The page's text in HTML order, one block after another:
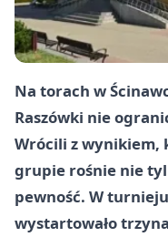
Na torach w
Raszówki nie
Wrócili z wynikiem,
grupie rośnie nie
pewność. W
wystartowało